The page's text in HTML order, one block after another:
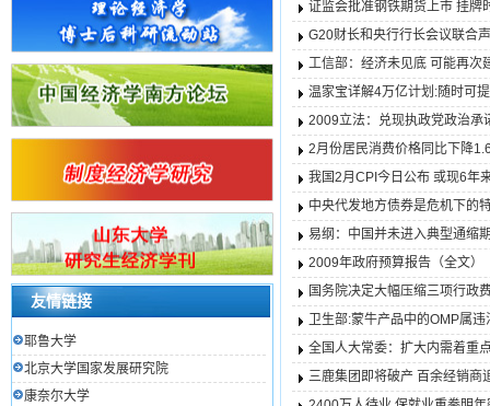
友情链接
耶鲁大学
北京大学国家发展研究院
康奈尔大学
证监会批准钢铁期货上市 挂牌
G20财长和央行行长会议联合
工信部：经济未见底 可能再次
温家宝详解4万亿计划:随时可
2009立法：兑现执政党政治承
2月份居民消费价格同比下降
我国2月CPI今日公布 或现6年
中央代发地方债券是危机下的
易纲：中国并未进入典型通缩
2009年政府预算报告（全文）
国务院决定大幅压缩三项行政
卫生部:蒙牛产品中的OMP属
全国人大常委：扩大内需着重
三鹿集团即将破产 百余经销商